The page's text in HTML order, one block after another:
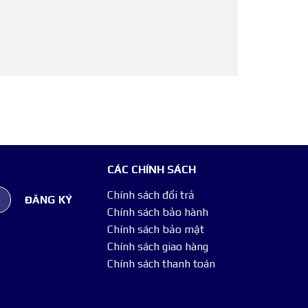
CÁC CHÍNH SÁCH
Chính sách đổi trả
Chính sách bảo hành
Chính sách bảo mật
Chính sách giao hàng
Chính sách thanh toán